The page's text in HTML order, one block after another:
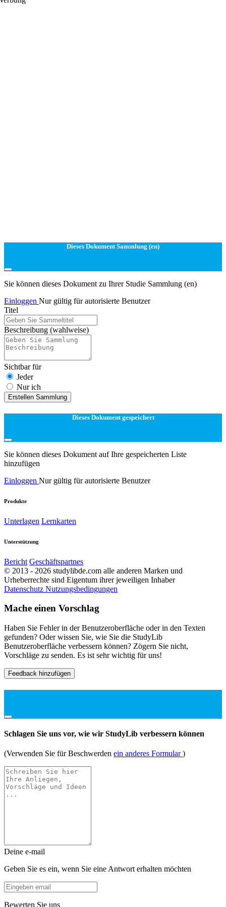
Dieses Dokument Sammlung (en)
Sie können dieses Dokument zu Ihrer Studie Sammlung (en)
Einloggen Nur gültig für autorisierte Benutzer
Titel
Beschreibung (wahlweise)
Sichtbar für
Jeder
Nur ich
Erstellen Sammlung
Dieses Dokument gespeichert
Sie können dieses Dokument auf Ihre gespeicherten Liste
hinzufügen
Einloggen Nur gültig für autorisierte Benutzer
Produkte
Unterlagen Lernkarten
Unterstützung
Bericht Geschäftspartnes
© 2013 - 2026 studylibde.com alle anderen Marken und
Urheberrechte sind Eigentum ihrer jeweiligen Inhaber
Datenschutz Nutzungsbedingungen
Mache einen Vorschlag
Haben Sie Fehler in der Benutzeroberfläche oder in den Texten
gefunden? Oder wissen Sie, wie Sie die StudyLib
Benutzeroberfläche verbessern können? Zögern Sie nicht,
Vorschläge zu senden. Es ist sehr wichtig für uns!
Feedback hinzufügen
Schlagen Sie uns vor, wie wir StudyLib verbessern können
(Verwenden Sie für Beschwerden ein anderes Formular)
Deine e-mail
Geben Sie es ein, wenn Sie eine Antwort erhalten möchten
Bewerten Sie uns